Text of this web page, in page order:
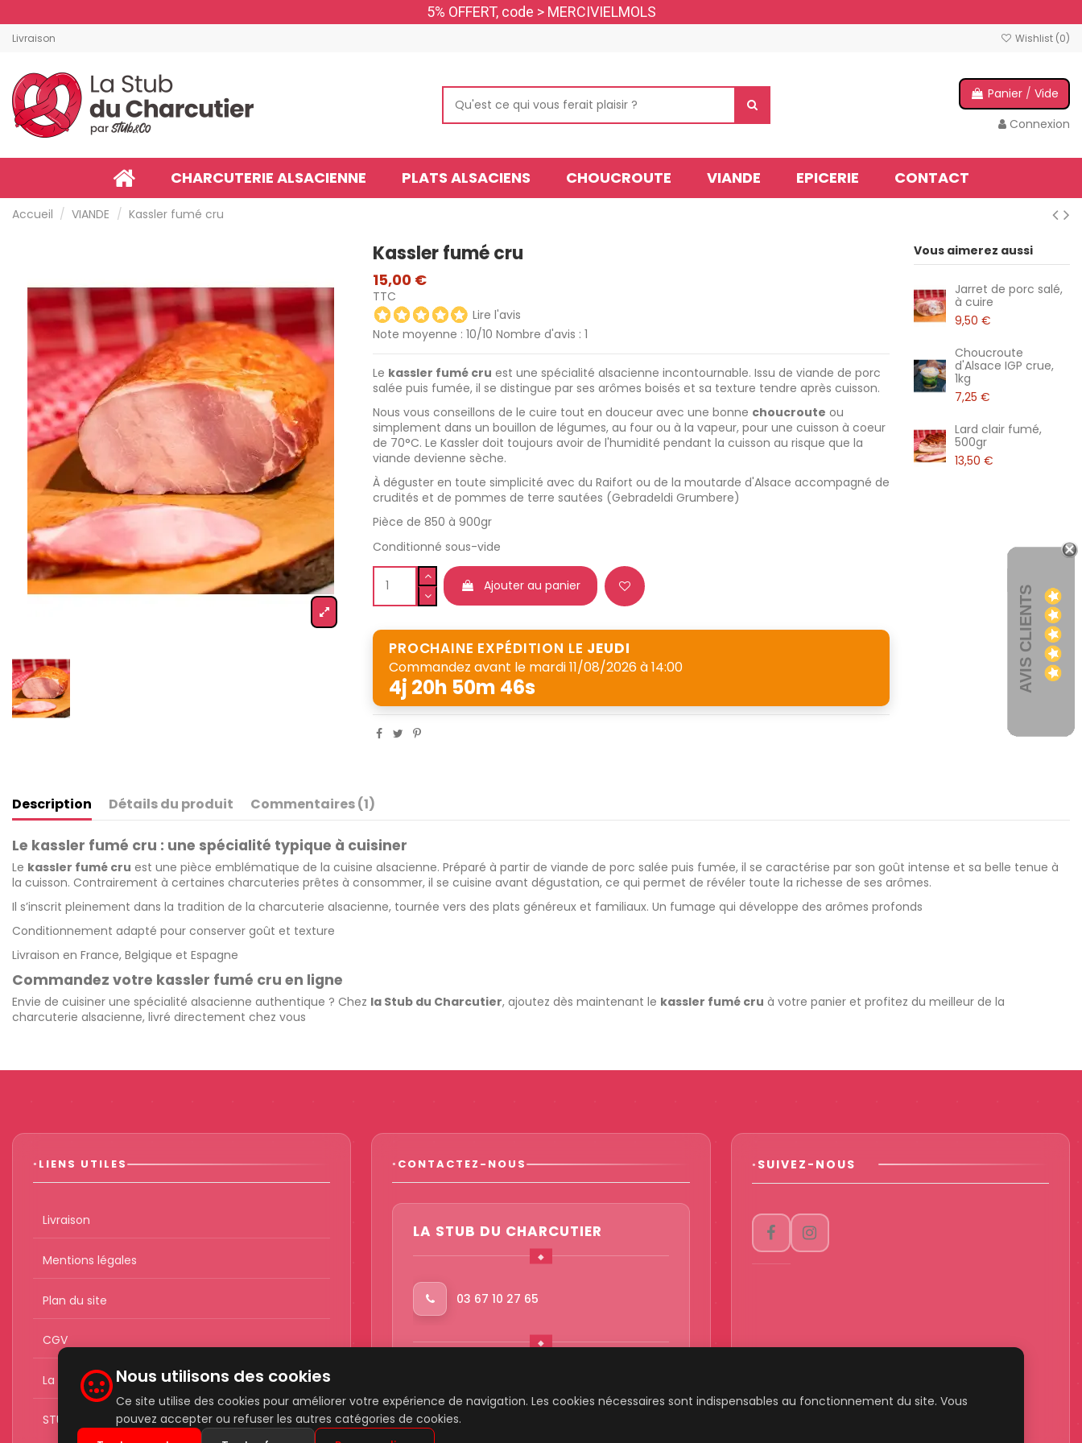
5% OFFERT, code > MERCIVIELMOLS
Livraison Wishlist (0)
Panier / Vide
Connexion
CHARCUTERIE ALSACIENNE PLATS ALSACIENS CHOUCROUTE VIANDE EPICERIE CONTACT
Accueil VIANDE Kassler fumé cru
Kassler fumé cru
15,00 €
TTC
Lire l'avis
Note moyenne : 10/10 Nombre d'avis : 1
Le kassler fumé cru est une spécialité alsacienne incontournable. Issu de viande de porc
salée puis fumée, il se distingue par ses arômes boisés et sa texture tendre après cuisson.
Nous vous conseillons de le cuire tout en douceur avec une bonne choucroute ou
simplement dans un bouillon de légumes, au four ou à la vapeur, pour une cuisson à coeur
de 70°C. Le Kassler doit toujours avoir de l'humidité pendant la cuisson au risque que la
viande devienne sèche.
À déguster en toute simplicité avec du Raifort ou de la moutarde d'Alsace accompagné de
crudités et de pommes de terre sautées (Gebradeldi Grumbere)
Pièce de 850 à 900gr
Conditionné sous-vide
Ajouter au panier
PROCHAINE EXPÉDITION LE JEUDI
Commandez avant le mardi 11/08/2026 à 14:00
4j 20h 50m 45s
Vous aimerez aussi
Jarret de porc salé,
à cuire
9,50 €
Choucroute
d'Alsace IGP crue,
1kg
7,25 €
Lard clair fumé,
500gr
13,50 €
Description Détails du produit Commentaires (1)
Le kassler fumé cru : une spécialité typique à cuisiner
Le kassler fumé cru est une pièce emblématique de la cuisine alsacienne. Préparé à partir de viande de porc salée puis fumée, il se caractérise par son goût intense et sa belle tenue à
la cuisson. Contrairement à certaines charcuteries prêtes à consommer, il se cuisine avant dégustation, ce qui permet de révéler toute la richesse de ses arômes.
Il s’inscrit pleinement dans la tradition de la charcuterie alsacienne, tournée vers des plats généreux et familiaux. Un fumage qui développe des arômes profonds
Conditionnement adapté pour conserver goût et texture
Livraison en France, Belgique et Espagne
Commandez votre kassler fumé cru en ligne
Envie de cuisiner une spécialité alsacienne authentique ? Chez la Stub du Charcutier, ajoutez dès maintenant le kassler fumé cru à votre panier et profitez du meilleur de la
charcuterie alsacienne, livré directement chez vous
LIENS UTILES
Livraison
Mentions légales
Plan du site
CGV
La Stub du boulanger
STUB&Co
CONTACTEZ-NOUS
LA STUB DU CHARCUTIER
03 67 10 27 65
AVIS CLIENTS
Nous utilisons des cookies
Ce site utilise des cookies pour améliorer votre expérience de navigation. Les cookies nécessaires sont indispensables au fonctionnement du site. Vous
pouvez accepter ou refuser les autres catégories de cookies.